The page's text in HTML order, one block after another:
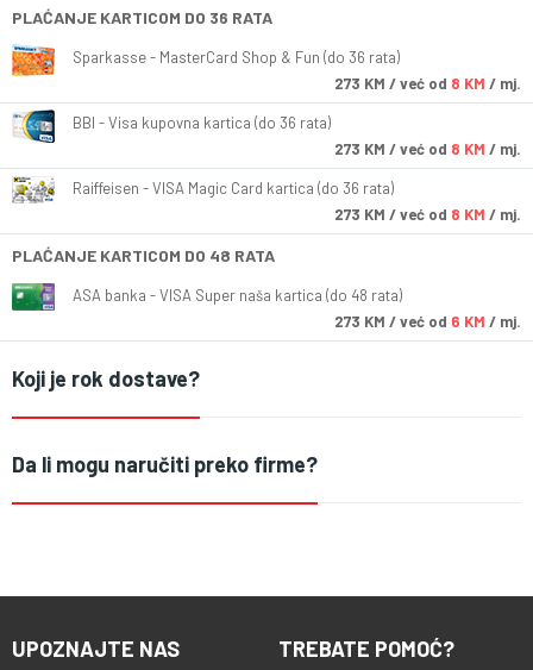
PLAĆANJE KARTICOM DO 36 RATA
Sparkasse - MasterCard Shop & Fun (do 36 rata)
273 KM / već od 8 KM / mj.
BBI - Visa kupovna kartica (do 36 rata)
273 KM / već od 8 KM / mj.
Raiffeisen - VISA Magic Card kartica (do 36 rata)
273 KM / već od 8 KM / mj.
PLAĆANJE KARTICOM DO 48 RATA
ASA banka - VISA Super naša kartica (do 48 rata)
273 KM / već od 6 KM / mj.
Koji je rok dostave?
Da li mogu naručiti preko firme?
UPOZNAJTE NAS TREBATE POMOĆ?